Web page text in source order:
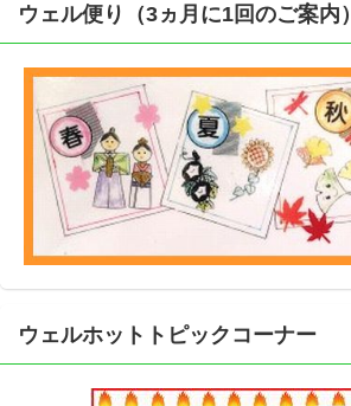
ウェル便り（3ヵ月に1回のご案内）
ウェルホットトピックコーナー